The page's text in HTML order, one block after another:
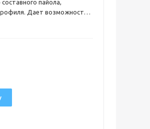
пайола,
Дает возможность
судна. Изготовлен